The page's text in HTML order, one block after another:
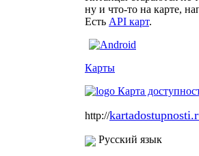
ну и что-то на карте,
Есть API карт.
Карты
http://
Русский язык